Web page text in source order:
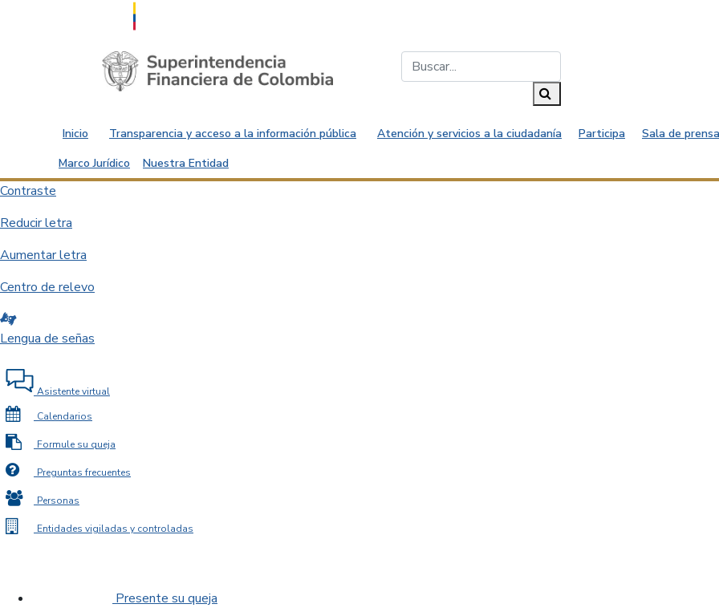
Saltar al contenido principal
Inicio Transparencia y acceso a la información pública Atención y servicios a la ciudadanía Participa
Sala de
Marco Jurídico
Nuestra Entidad
Contraste
Reducir letra
Aumentar letra
Centro de relevo
Lengua de señas
Asistente virtual
Calendarios
Formule su queja
Preguntas frecuentes
Personas
Entidades vigiladas y controladas
Presente su queja